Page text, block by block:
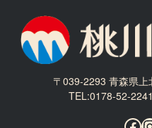
〒039-2293 青森県
TEL:0178-52-